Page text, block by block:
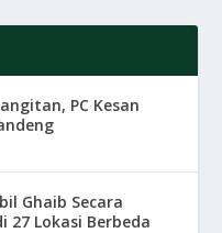
PC Kesan
Ghaib Secara
27 Lokasi Berbeda